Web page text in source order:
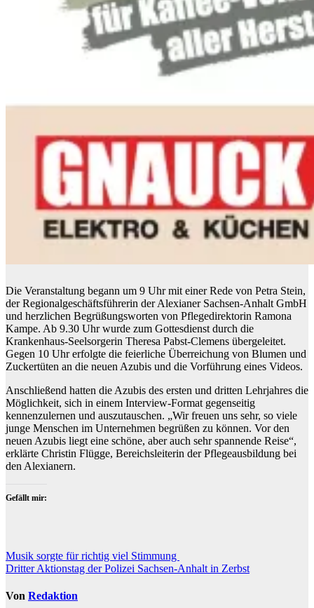
Die Veranstaltung begann um 9 Uhr mit einer Rede von Petra Stein,
der Regionalgeschäftsführerin der Alexianer Sachsen-Anhalt GmbH
und herzlichen Begrüßungsworten von Pflegedirektorin Ramona
Kampe. Ab 9.30 Uhr wurde zum Gottesdienst durch die
Krankenhaus-Seelsorgerin Theresa Pabst-Clemens übergeleitet.
Gegen 10 Uhr erfolgte die feierliche Überreichung von Blumen und
Zuckertüten an die neuen Azubis und die Vorführung eines Videos.
Anschließend hatten die Azubis des ersten und dritten Lehrjahres die
Möglichkeit, sich in einem Interview-Format gegenseitig
kennenzulernen und auszutauschen. „Wir freuen uns sehr, so viele
junge Menschen im Unternehmen begrüßen zu können. Vor den
neuen Azubis liegt eine schöne, aber auch sehr spannende Reise“,
erklärte Christin Flügge, Bereichsleiterin der Pflegeausbildung bei
den Alexianern.
Gefällt mir:
Beitragsnavigation
Musik sorgte für richtig viel Stimmung
Dritter Aktionstag der Polizei Sachsen-Anhalt in Zerbst
Von Redaktion